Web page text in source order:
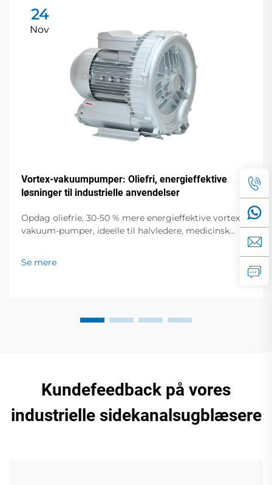
24
Nov
Vortex-vakuumpumper: Oliefri, energieffektive
løsninger til industrielle anvendelser
Opdag oliefrie, 30-50 % mere energieffektive vortex-
vakuum-pumper, ideelle til halvledere, medicinsk
Se mere
Kundefeedback på vores
industrielle sidekanalsugblæsere